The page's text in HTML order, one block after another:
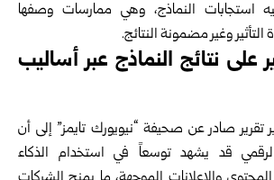
استجابات النماذج، وهي ممارسات وصفها
وغير مضمونة النتائج.
على نتائج النماذج عبر أساليب
تقرير صادر عن صحيفة “نيويورك تايمز” إلى أن
قد يشهد توسعاً في استخدام الذكاء